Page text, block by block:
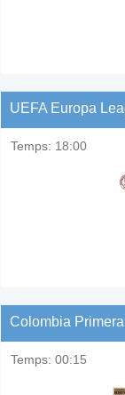
UEFA Europa
Temps: 18:00
Colombia Primera
Temps: 00:15